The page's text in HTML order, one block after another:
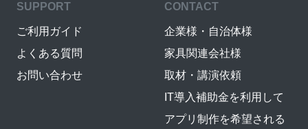
SUPPORT
ご利用ガイド
よくある質問
お問い合わせ
CONTACT
企業様・自治体様
家具関連会社様
取材・講演依頼
IT導入補助金を利用して
アプリ制作を希望される